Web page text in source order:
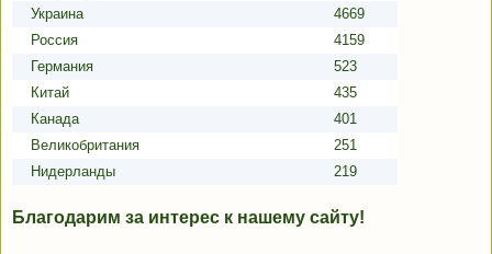
Украина
4669
Россия
4159
Германия
523
Китай
435
Канада
401
Великобритания
251
Нидерланды
219
Благодарим за интерес к нашему сайту!